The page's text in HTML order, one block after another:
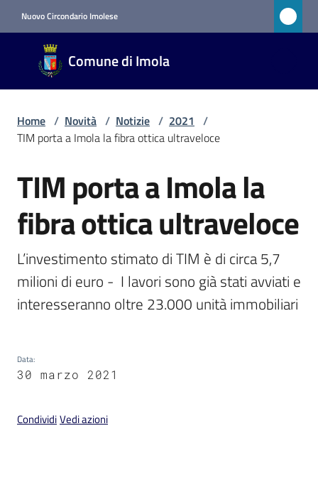
Nuovo Circondario Imolese
Comune di Imola
Comune
di Imola
RETE
Menu selezionato
Servizi
Vivere
Imola
i
Home / Novità / Notizie / 2021 /
TIM porta a Imola la fibra ottica ultraveloce
Salta al contenuto
TIM porta a Imola la
fibra ottica ultraveloce
L’investimento stimato di TIM è di circa 5,7
milioni di euro -  I lavori sono già stati avviati e
interesseranno oltre 23.000 unità immobiliari
Data:
30 marzo 2021
CondividiVedi azioni